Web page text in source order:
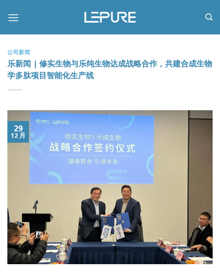
公司新闻
乐新闻 | 修实生物与乐纯生物达成战略合作，共建合成生物
学多肽项目智能化生产线
29
12 月